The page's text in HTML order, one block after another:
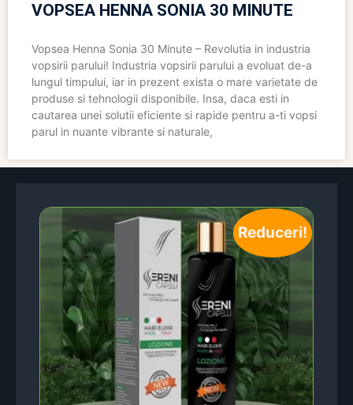
VOPSEA HENNA SONIA 30 MINUTE
Vopsea Henna Sonia 30 Minute – Revolutia in industria
vopsirii parului! Industria vopsirii parului a evoluat de-a
lungul timpului, iar in prezent exista o mare varietate de
produse si tehnologii disponibile. Insa, daca esti in
cautarea unei solutii eficiente si rapide pentru a-ti vopsi
parul in nuante vibrante si naturale,
Reduceri!